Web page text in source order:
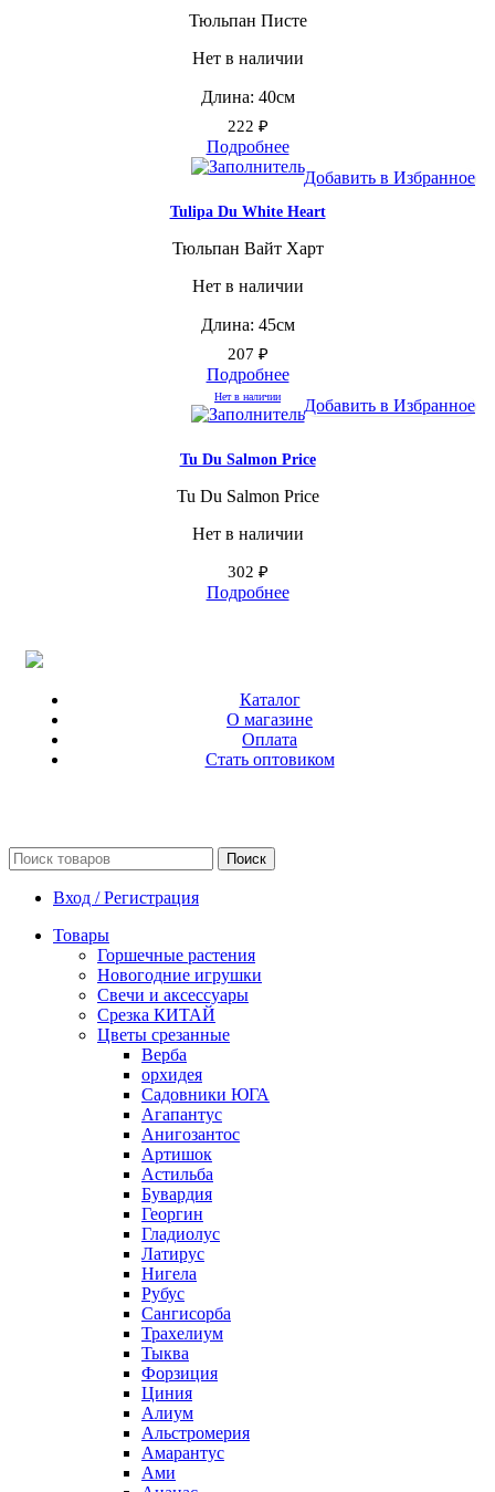
Тюльпан Писте
Нет в наличии
Длина: 40см
222 ₽
Подробнее
Добавить в Избранное
Tulipa Du White Heart
Тюльпан Вайт Харт
Нет в наличии
Длина: 45см
207 ₽
Подробнее
Нет в наличии Добавить в Избранное
Tu Du Salmon Price
Tu Du Salmon Price
Нет в наличии
302 ₽
Подробнее
Каталог
О магазине
Оплата
Стать оптовиком
Поиск
Вход / Регистрация
Товары
Горшечные растения
Новогодние игрушки
Свечи и аксессуары
Срезка КИТАЙ
Цветы срезанные
Верба
орхидея
Садовники ЮГА
Агапантус
Анигозантос
Артишок
Астильба
Бувардия
Георгин
Гладиолус
Латирус
Нигела
Рубус
Сангисорба
Трахелиум
Тыква
Форзиция
Циния
Алиум
Альстромерия
Амарантус
Ами